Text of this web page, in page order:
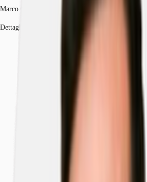
Marco Ceriani
Dettagli dell'agente